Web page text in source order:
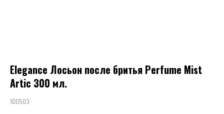
Elegance Лосьон после бритья Perfume Mist
Artic 300 мл.
100503